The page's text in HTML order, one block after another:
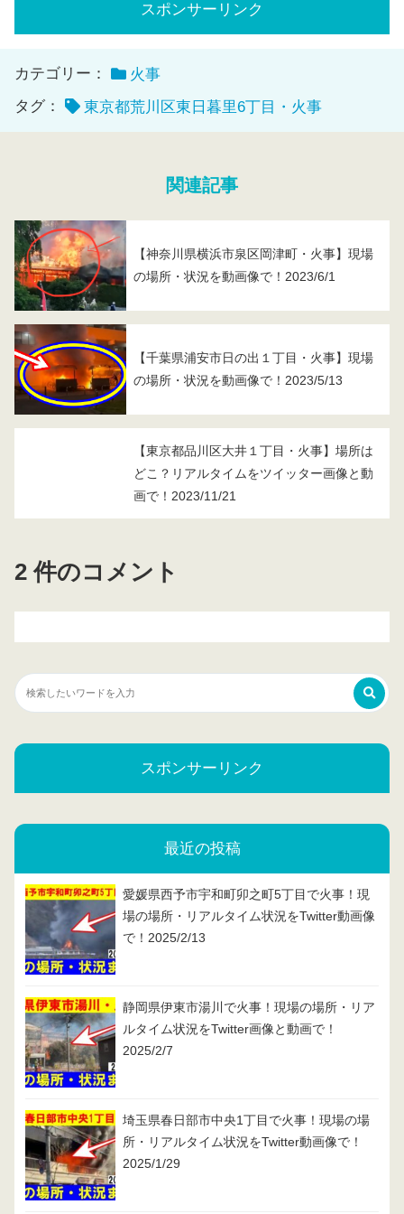
スポンサーリンク
カテゴリー：
火事
タグ：
東京都荒川区東日暮里6丁目・火事
関連記事
【神奈川県横浜市泉区岡津町・火事】現場
の場所・状況を動画像で！2023/6/1
【千葉県浦安市日の出１丁目・火事】現場
の場所・状況を動画像で！2023/5/13
【東京都品川区大井１丁目・火事】場所は
どこ？リアルタイムをツイッター画像と動
画で！2023/11/21
2 件のコメント
スポンサーリンク
最近の投稿
愛媛県西予市宇和町卯之町5丁目で火事！現
場の場所・リアルタイム状況をTwitter動画像
で！2025/2/13
静岡県伊東市湯川で火事！現場の場所・リア
ルタイム状況をTwitter画像と動画で！
2025/2/7
埼玉県春日部市中央1丁目で火事！現場の場
所・リアルタイム状況をTwitter動画像で！
2025/1/29